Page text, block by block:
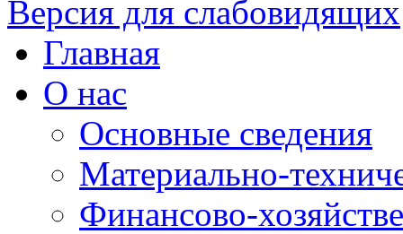
Версия для слабовидящих
Главная
О нас
Основные сведения
Материально-
Финансово-